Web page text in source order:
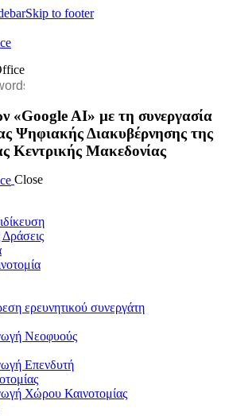
Skip to footer
«Google AI» με τη συνεργασία
Ψηφιακής Διακυβέρνησης της
Κεντρικής Μακεδονίας
Close
Δράσεις
ερευνητικού συνεργάτη
Νεοφυούς
Επενδυτή
Χώρου Καινοτομίας